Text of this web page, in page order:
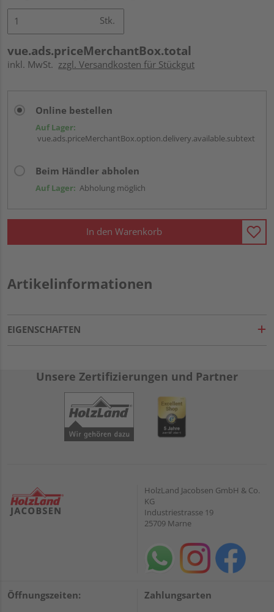
Stk.
vue.ads.priceMerchantBox.total
inkl. MwSt. zzgl. Versandkosten für Stückgut
Online bestellen
Auf Lager:
vue.ads.priceMerchantBox.option.delivery.available.subtext
Beim Händler abholen
Auf Lager: Abholung möglich
In den Warenkorb
Artikelinformationen
EIGENSCHAFTEN
Unsere Zertifizierungen und Partner
HolzLand Jacobsen GmbH & Co.
KG
Industriestrasse 19
25709 Marne
Öffnungszeiten: Zahlungsarten